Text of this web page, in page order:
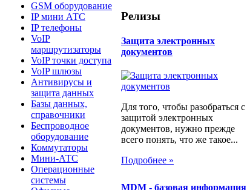
GSM оборудование
IP мини АТС
IP телефоны
VoIP
маршрутизаторы
VoIP точки доступа
VoIP шлюзы
Антивирусы и
защита данных
Базы данных,
справочники
Беспроводное
оборудование
Коммутаторы
Мини-АТС
Операционные
системы
Релизы
Защита электронных
документов
Для того, чтобы разобраться с
защитой электронных
документов, нужно прежде
всего понять, что же такое...
Подробнее »
MDM - базовая информация